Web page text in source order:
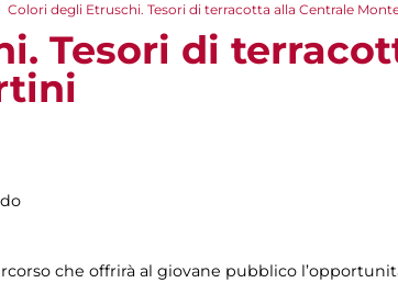
Colori degli Etruschi. Tesori di terracotta alla Centrale
Tesori di
che offrirà al giovane pubblico